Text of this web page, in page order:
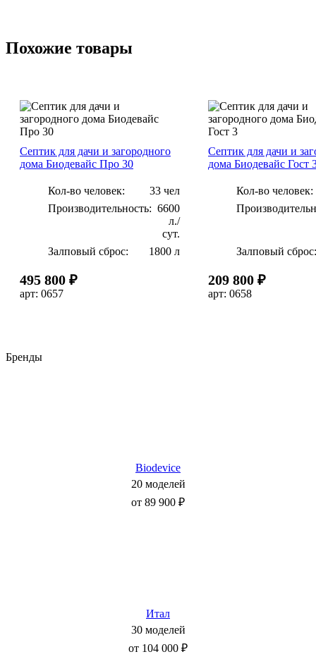
Похожие товары
Септик для дачи и загородного
дома Биодевайс Про 30
Кол-во человек:
33 чел
Производительность: 6600
л./
сут.
Залповый сброс:
1800 л
495 800 ₽
арт: 0657
Септик для дачи и
дома Биодевайс Гост
Кол-во человек:
Залповый сброс:
209 800 ₽
арт: 0658
Бренды
Biodevice
20 моделей
от 89 900 ₽
Итал
30 моделей
от 104 000 ₽